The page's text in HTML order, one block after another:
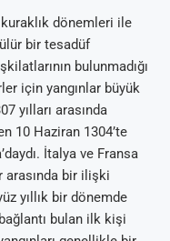
kuraklık dönemleri ile
bir tesadüf
bulunmadığı
için yangınlar büyük
yılları arasında
10 Haziran 1304’te
İtalya ve Fransa
arasında bir ilişki
yıllık bir dönemde
bulan ilk kişi